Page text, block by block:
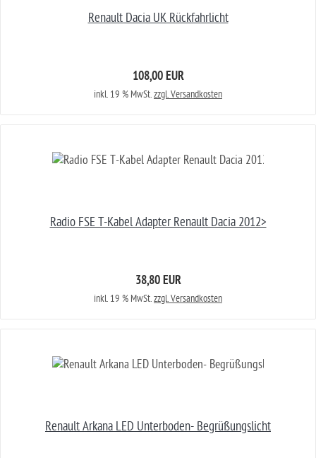
Renault Dacia UK Rückfahrlicht
108,00 EUR
inkl. 19 % MwSt.zzgl. Versandkosten
Radio FSE T-Kabel Adapter Renault Dacia 2012>
38,80 EUR
inkl. 19 % MwSt.zzgl. Versandkosten
Renault Arkana LED Unterboden- Begrüßungslicht